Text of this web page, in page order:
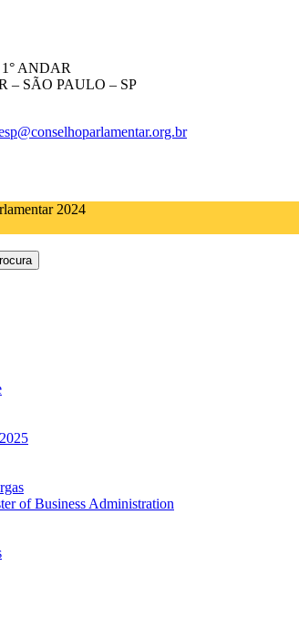
ANDAR
– SÃO PAULO – SP
2024
of Business Administration